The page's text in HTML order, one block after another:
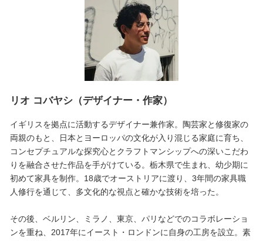
リオ コバヤシ（デザイナー・作家）
イギリスを拠点に活動するデザイナー兼作家。陶芸家と修復家の
両親のもと、日本とヨーロッパの文化が入り混じる家庭に育ち、
コンセプチュアルな探究心とクラフトマンシップへの深いこだわ
りを融合させた作品を手がけている。栃木県で生まれ、幼少期に
初めて家具を制作。18歳でオーストリアに渡り、3年間の家具職
人修行を通じて、多文化的な視点と確かな技術を培った。
その後、ベルリン、ミラノ、東京、パリなどでのコラボレーショ
ンを重ね、2017年にイースト・ロンドンに自身の工房を設立。素